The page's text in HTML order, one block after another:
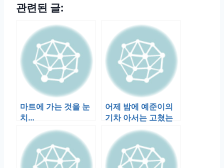
관련된 글:
마트에 가는 것을 눈
치…
어제 밤에 예준이의
기차 아서는 고쳤는
데, 스펜서는 고치지
못했다. 두개…